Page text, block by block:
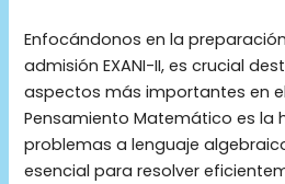
Enfocándonos en la
admisión EXANI-II, es crucial
aspectos más importantes en
Pensamiento Matemático es la
problemas a lenguaje
esencial para resolver